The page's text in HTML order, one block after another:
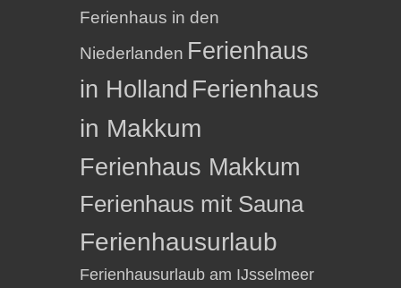
Ferienhaus in den
Niederlanden Ferienhaus
in Holland Ferienhaus
in Makkum
Ferienhaus Makkum
Ferienhaus mit Sauna
Ferienhausurlaub
Ferienhausurlaub am IJsselmeer